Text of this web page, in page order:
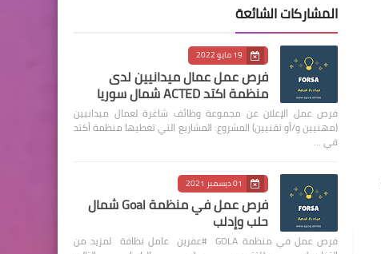
المشاركات الشائعة
19 مايو 2022
فرص عمل عمال ميدانيين لدى
منظمة اكتد ACTED شمال سوريا
فرص عمل الإعلان عن مجموعة وظائف شاغرة لعمال ميدانيين
(مهنيين و/أو تقنيين) المشروع: المشاريع التي تغطيها منظمة أكتد
في …
01 ديسمبر 2021
فرص عمل في منظمة Goal شمال
حلب وإدلب
فرص عمل في منظمة GOLA #عفرين عامل نظافة لمزيد من